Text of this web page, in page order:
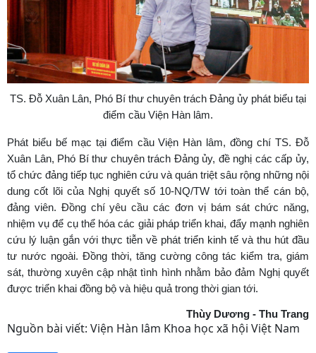
TS. Đỗ Xuân Lân, Phó Bí thư chuyên trách Đảng ủy phát biểu tại
điểm cầu Viện Hàn lâm.
Phát biểu bế mạc tại điểm cầu Viện Hàn lâm, đồng chí TS. Đỗ
Xuân Lân, Phó Bí thư chuyên trách Đảng ủy, đề nghị các cấp ủy,
tổ chức đảng tiếp tục nghiên cứu và quán triệt sâu rộng những nội
dung cốt lõi của Nghị quyết số 10-NQ/TW tới toàn thể cán bộ,
đảng viên. Đồng chí yêu cầu các đơn vị bám sát chức năng,
nhiệm vụ để cụ thể hóa các giải pháp triển khai, đẩy mạnh nghiên
cứu lý luận gắn với thực tiễn về phát triển kinh tế và thu hút đầu
tư nước ngoài. Đồng thời, tăng cường công tác kiểm tra, giám
sát, thường xuyên cập nhật tình hình nhằm bảo đảm Nghị quyết
được triển khai đồng bộ và hiệu quả trong thời gian tới.
Thùy Dương - Thu Trang
Nguồn bài viết: Viện Hàn lâm Khoa học xã hội Việt Nam